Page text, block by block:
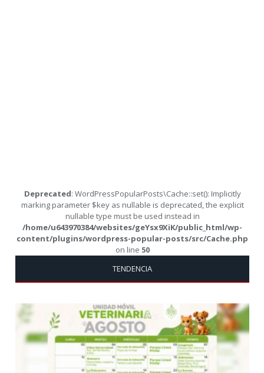
Deprecated: WordPressPopularPosts\Cache::set(): Implicitly
marking parameter $key as nullable is deprecated, the explicit
nullable type must be used instead in
/home/u643970384/websites/geYsx9XiK/public_html/wp-
content/plugins/wordpress-popular-posts/src/Cache.php
on line 50
TENDENCIA